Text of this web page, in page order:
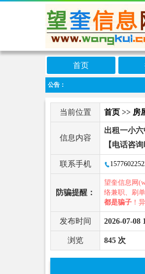
首页
公告：
当前位置 首页 >> 房
信息内容
出租一小
【电话咨
联系手机
防骗提醒：
望奎信息网
络兼职、刷
都是骗子 ！
发布时间 2026-07-08
浏览 845 次